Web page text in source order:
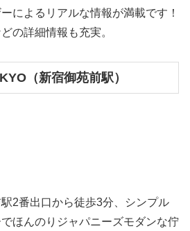
によるリアルな情報が満載です！
の詳細情報も充実。
（新宿御苑前駅）
2番出口から徒歩3分、シンプル
ほんのりジャパニーズモダンな佇